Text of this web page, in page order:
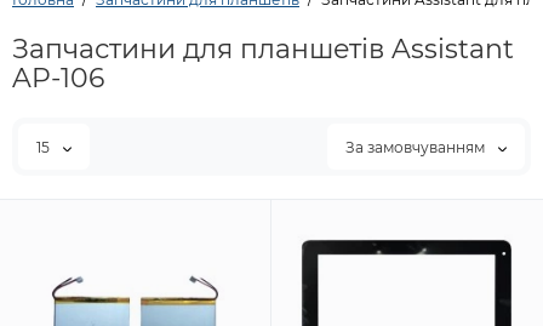
Запчастини для планшетів Assistant
AP-106
15 За замовчуванням